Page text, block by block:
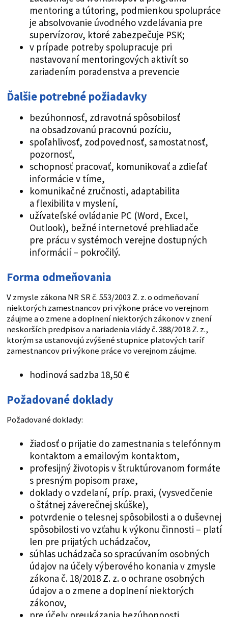
mentoring a tútoring, podmienkou spolupráce
je absolvovanie úvodného vzdelávania pre
supervízorov, ktoré zabezpečuje PSK;
v prípade potreby spolupracuje pri
nastavovaní mentoringových aktivít so
zariadením poradenstva a prevencie
Ďalšie potrebné požiadavky
bezúhonnosť, zdravotná spôsobilosť
na obsadzovanú pracovnú pozíciu,
spoľahlivosť, zodpovednosť, samostatnosť,
pozornosť,
schopnosť pracovať, komunikovať a zdieľať
informácie v tíme,
komunikačné zručnosti, adaptabilita
a flexibilita v myslení,
užívateľské ovládanie PC (Word, Excel,
Outlook), bežné internetové prehliadače
pre prácu v systémoch verejne dostupných
informácií – pokročilý.
Forma odmeňovania
V zmysle zákona NR SR č. 553/2003 Z. z. o odmeňovaní
niektorých zamestnancov pri výkone práce vo verejnom
záujme a o zmene a doplnení niektorých zákonov v znení
neskorších predpisov a nariadenia vlády č. 388/2018 Z. z.,
ktorým sa ustanovujú zvýšené stupnice platových taríf
zamestnancov pri výkone práce vo verejnom záujme.
hodinová sadzba 18,50 €
Požadované doklady
Požadované doklady:
žiadosť o prijatie do zamestnania s telefónnym
kontaktom a emailovým kontaktom,
profesijný životopis v štruktúrovanom formáte
s presným popisom praxe,
doklady o vzdelaní, príp. praxi, (vysvedčenie
o štátnej záverečnej skúške),
potvrdenie o telesnej spôsobilosti a o duševnej
spôsobilosti vo vzťahu k výkonu činnosti – platí
len pre prijatých uchádzačov,
súhlas uchádzača so spracúvaním osobných
údajov na účely výberového konania v zmysle
zákona č. 18/2018 Z. z. o ochrane osobných
údajov a o zmene a doplnení niektorých
zákonov,